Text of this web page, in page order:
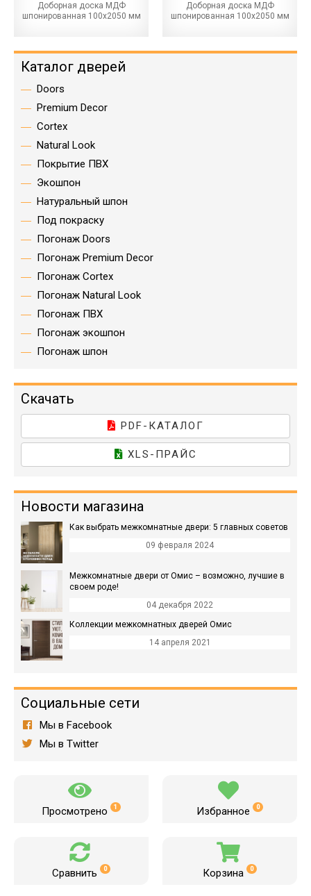
Доборная доска МДФ
шпонированная 100х2050 мм
Доборная доска МДФ
шпонированная 100х2050 мм
Каталог дверей
Doors
Premium Decor
Cortex
Natural Look
Покрытие ПВХ
Экошпон
Натуральный шпон
Под покраску
Погонаж Doors
Погонаж Premium Decor
Погонаж Cortex
Погонаж Natural Look
Погонаж ПВХ
Погонаж экошпон
Погонаж шпон
Скачать
PDF-КАТАЛОГ
XLS-ПРАЙС
Новости магазина
Как выбрать межкомнатные двери: 5 главных советов
09 февраля 2024
Межкомнатные двери от Омис – возможно, лучшие в
своем роде!
04 декабря 2022
Коллекции межкомнатных дверей Омис
14 апреля 2021
Социальные сети
Мы в Facebook
Мы в Twitter
Просмотрено 1 Избранное 0
Сравнить 0 Корзина 0